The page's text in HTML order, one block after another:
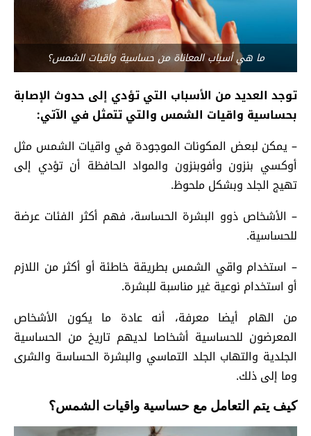
ما هي أسباب المعاناة من حساسية واقيات الشمس؟
توجد العديد من الأسباب التي تؤدي إلى حدوث الإصابة
بحساسية واقيات الشمس والتي تتمثل في الآتي:
– يمكن لبعض المكونات الموجودة في واقيات الشمس مثل
أوكسي بنزون وأفوبنزون والمواد الحافظة أن تؤدي إلى
تهيج الجلد وبشكل ملحوظ.
– الأشخاص ذوو البشرة الحساسة، فهم أكثر الفئات عرضة
للحساسية.
– استخدام واقي الشمس بطريقة خاطئة أو أكثر من اللازم
أو استخدام نوعية غير مناسبة للبشرة.
من الهام أيضا معرفة، أنه عادة ما يكون الأشخاص
المعرضون للحساسية أشخاصا لديهم تاريخ من الحساسية
الجلدية والتهاب الجلد التماسي والبشرة الحساسة والشرى
وما إلى ذلك.
كيف يتم التعامل مع حساسية واقيات الشمس؟